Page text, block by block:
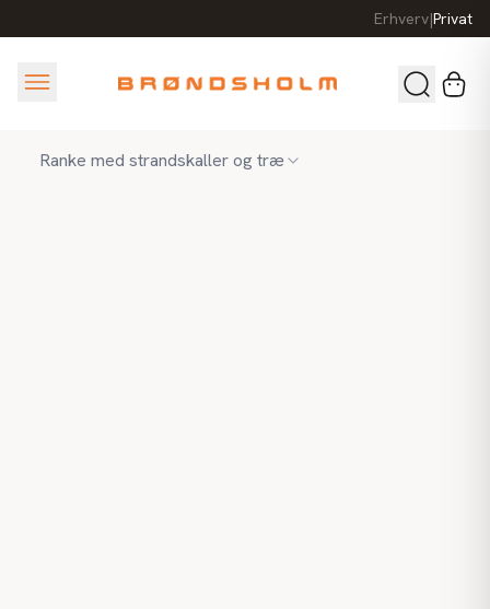
Erhverv|Privat
Ranke med strandskaller og træ